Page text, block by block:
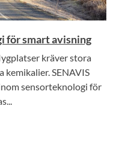
för smart avisning
kräver stora
kemikalier. SENAVIS
sensorteknologi för